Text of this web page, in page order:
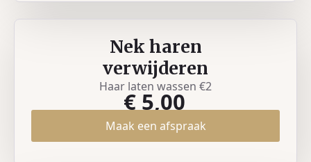
Nek haren
verwijderen
Haar laten wassen €2
€ 5,00
Maak een afspraak